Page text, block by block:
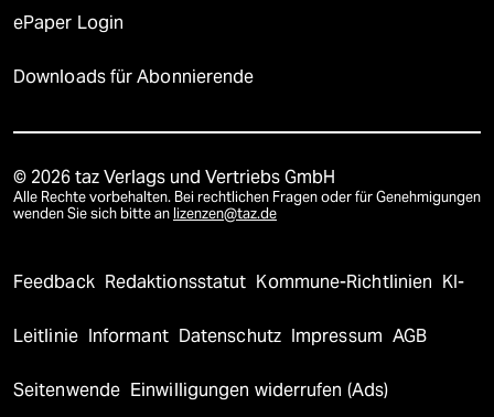
ePaper Login
Downloads für Abonnierende
© 2026 taz Verlags und Vertriebs GmbH
Alle Rechte vorbehalten. Bei rechtlichen Fragen oder für Genehmigungen
wenden Sie sich bitte an lizenzen@taz.de
Feedback Redaktionsstatut Kommune-Richtlinien KI-
Leitlinie Informant Datenschutz Impressum AGB
Seitenwende Einwilligungen widerrufen (Ads)